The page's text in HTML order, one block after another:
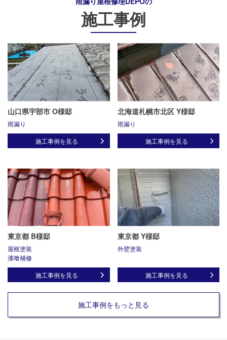
施工事例
山口県宇部市 O様邸
雨漏り
施工事例を見る
北海道札幌市北区 Y様邸
雨漏り
施工事例を見る
東京都 B様邸
屋根塗装
漆喰補修
施工事例を見る
東京都 Y様邸
外壁塗装
施工事例を見る
施工事例をもっと見る